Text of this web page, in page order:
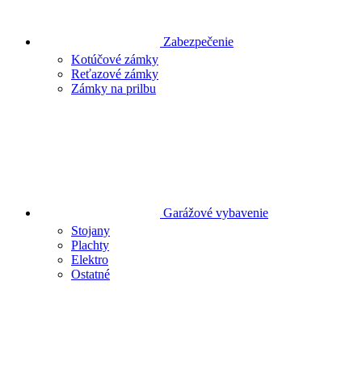
Zabezpečenie
Kotúčové zámky
Reťazové zámky
Zámky na prilbu
Garážové vybavenie
Stojany
Plachty
Elektro
Ostatné